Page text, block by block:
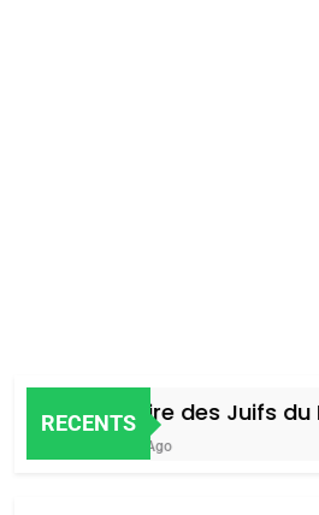
RECENTS
Histoire des Juifs du
4 Jours Ago